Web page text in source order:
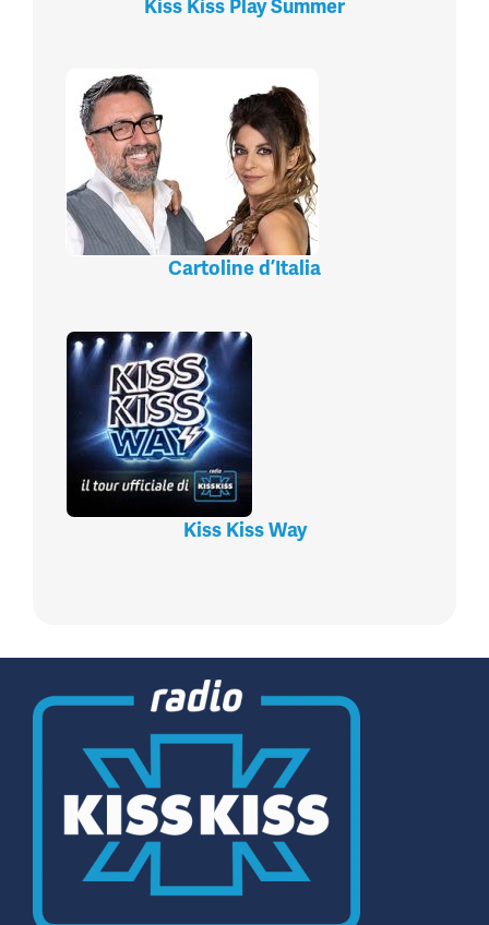
Kiss Kiss Play Summer
Cartoline d’Italia
Kiss Kiss Way